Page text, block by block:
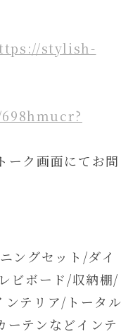
stylish-
ーク画面にてお問
ングセット/ダイ
ビボード/収納棚/
ンテリア/トータル
テンなどインテ